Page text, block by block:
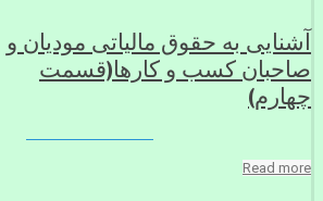
آشنایی به حقوق مالیاتی مودیان و
صاحبان کسب و کارها(قسمت
چهارم)
Read more